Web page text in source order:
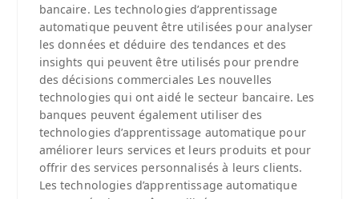
bancaire. Les technologies d’apprentissage
automatique peuvent être utilisées pour analyser
les données et déduire des tendances et des
insights qui peuvent être utilisés pour prendre
des décisions commerciales Les nouvelles
technologies qui ont aidé le secteur bancaire. Les
banques peuvent également utiliser des
technologies d’apprentissage automatique pour
améliorer leurs services et leurs produits et pour
offrir des services personnalisés à leurs clients.
Les technologies d’apprentissage automatique